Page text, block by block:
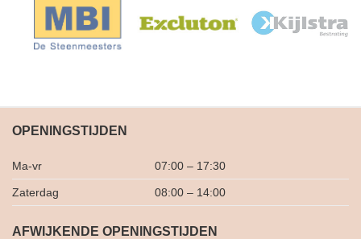
OPENINGSTIJDEN
Ma-vr 07:00 – 17:30
Zaterdag 08:00 – 14:00
AFWIJKENDE OPENINGSTIJDEN